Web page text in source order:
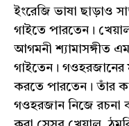
ইংরেজি ভাষা ছাড়াও
গাইতে পারতেন।
আগমনী শ্যামাসঙ্গীত
গাইতেন। গওহরজানের
করতে পারতেন। তাঁর
গওহরজান নিজে রচনা